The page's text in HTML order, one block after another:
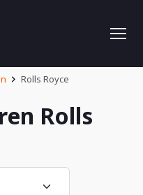
Rolls Royce
Rolls